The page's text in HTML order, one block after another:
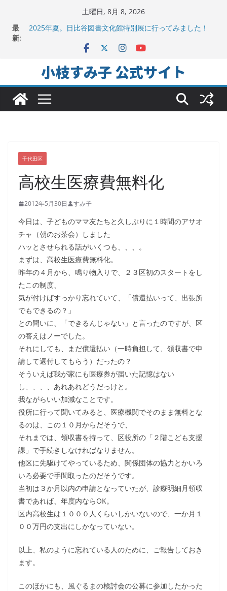
土曜日, 8月 8, 2026
最
新:
地方議会の「会派」って、なんだろう？！
2025年夏。日比谷図書文化館特別展に行ってみました！
千代田区社会福祉協議会アキバ分室「食と居場所の学習
ヒートアイランド緩和のキーワードは「水と緑と風」
小枝すみ子 公式サイト
千代田区
高校生医療費無料化
2012年5月30日 すみ子
今日は、子どものママ友たちと久しぶりに１時間のアサオ
チャ（朝のお茶会）しました
ハッとさせられる話がいくつも、、、。
まずは、高校生医療費無料化。
昨年の４月から、鳴り物入りで、２３区初のスタートをし
たこの制度、
気が付けばすっかり忘れていて、「償還払いって、出張所
でもできるの？」
との問いに、「できるんじゃない」と言ったのですが、区
の答えはノーでした。
それにしても、まだ償還払い（一時負担して、領収書で申
請して還付してもらう）だったの？
そういえば我が家にも医療券が届いた記憶はない
し、、、、あれあれどうだっけと。
我ながらいい加減なことです。
役所に行って聞いてみると、医療機関でそのまま無料とな
るのは、この１０月からだそうで、
それまでは、領収書を持って、区役所の「２階こども支援
課」で手続きしなければなりません。
他区に先駆けてやっているため、関係団体の協力とかいろ
いろ必要で手間取ったのだそうです。
当初は３か月以内の申請となっていたが、診療明細月領収
書であれば、年度内ならOK。
区内高校生は１０００人くらいしかいないので、一か月１
００万円の支出にしかなっていない。
以上、私のように忘れている人のために、ご報告しておき
ます。
このほかにも、風ぐるまの検討会の公募に参加したかった